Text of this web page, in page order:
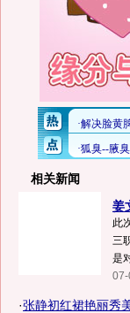
相关新闻
姜
此
三
是
07-
·张静初红裙艳丽秀